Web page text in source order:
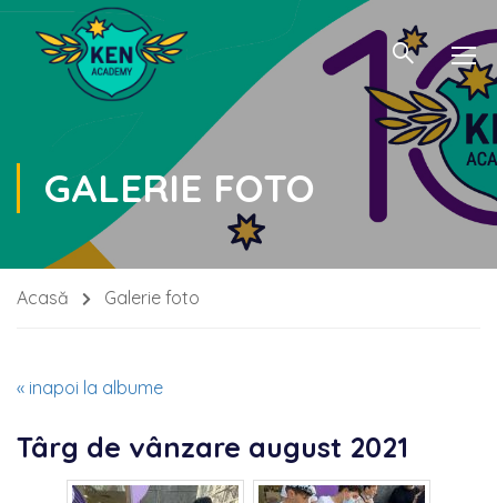
GALERIE FOTO
Acasă Galerie foto
« inapoi la albume
Târg de vânzare august 2021